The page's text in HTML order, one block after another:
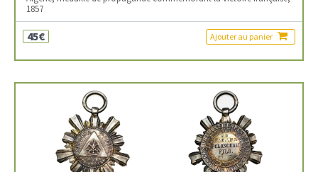
1857
45€ Ajouter au panier